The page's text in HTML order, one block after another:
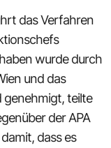
das Verfahren
wurde durch
und das
genehmigt, teilte
der APA
dass es